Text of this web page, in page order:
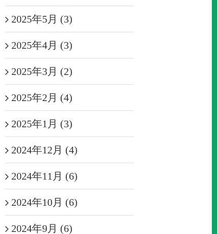
2025年5月 (3)
2025年4月 (3)
2025年3月 (2)
2025年2月 (4)
2025年1月 (3)
2024年12月 (4)
2024年11月 (6)
2024年10月 (6)
2024年9月 (6)